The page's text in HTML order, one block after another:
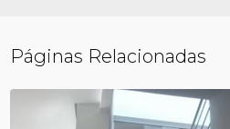
Páginas Relacionadas